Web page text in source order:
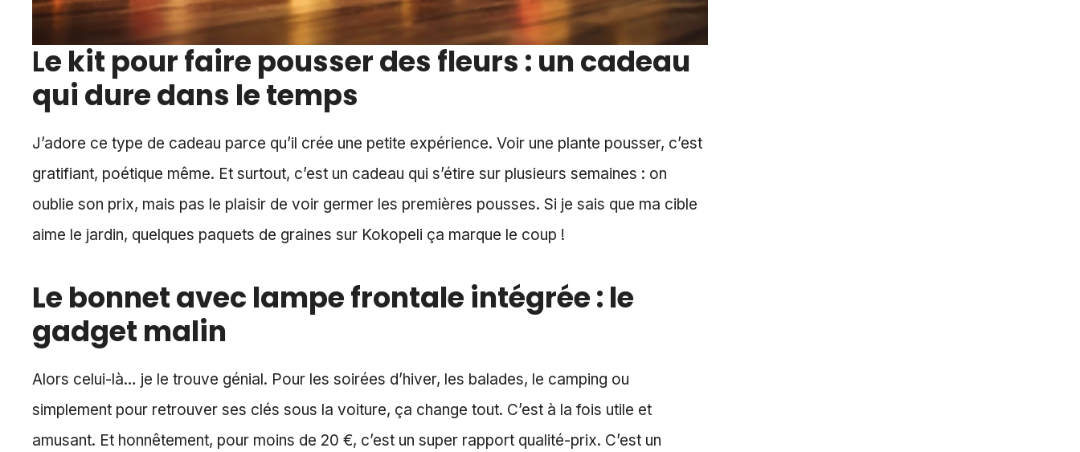
Le kit pour faire pousser des fleurs : un cadeau
qui dure dans le temps
J’adore ce type de cadeau parce qu’il crée une petite expérience. Voir une plante pousser, c’est
gratifiant, poétique même. Et surtout, c’est un cadeau qui s’étire sur plusieurs semaines : on
oublie son prix, mais pas le plaisir de voir germer les premières pousses. Si je sais que ma cible
aime le jardin, quelques paquets de graines sur Kokopeli ça marque le coup !
Le bonnet avec lampe frontale intégrée : le
gadget malin
Alors celui-là… je le trouve génial. Pour les soirées d’hiver, les balades, le camping ou
simplement pour retrouver ses clés sous la voiture, ça change tout. C’est à la fois utile et
amusant. Et honnêtement, pour moins de 20 €, c’est un super rapport qualité-prix. C’est un